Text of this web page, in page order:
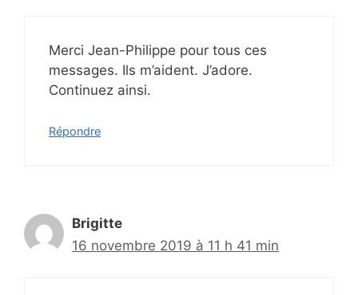
Merci Jean-Philippe pour tous ces
messages. Ils m’aident. J’adore.
Continuez ainsi.
Répondre
Brigitte
16 novembre 2019 à 11 h 41 min